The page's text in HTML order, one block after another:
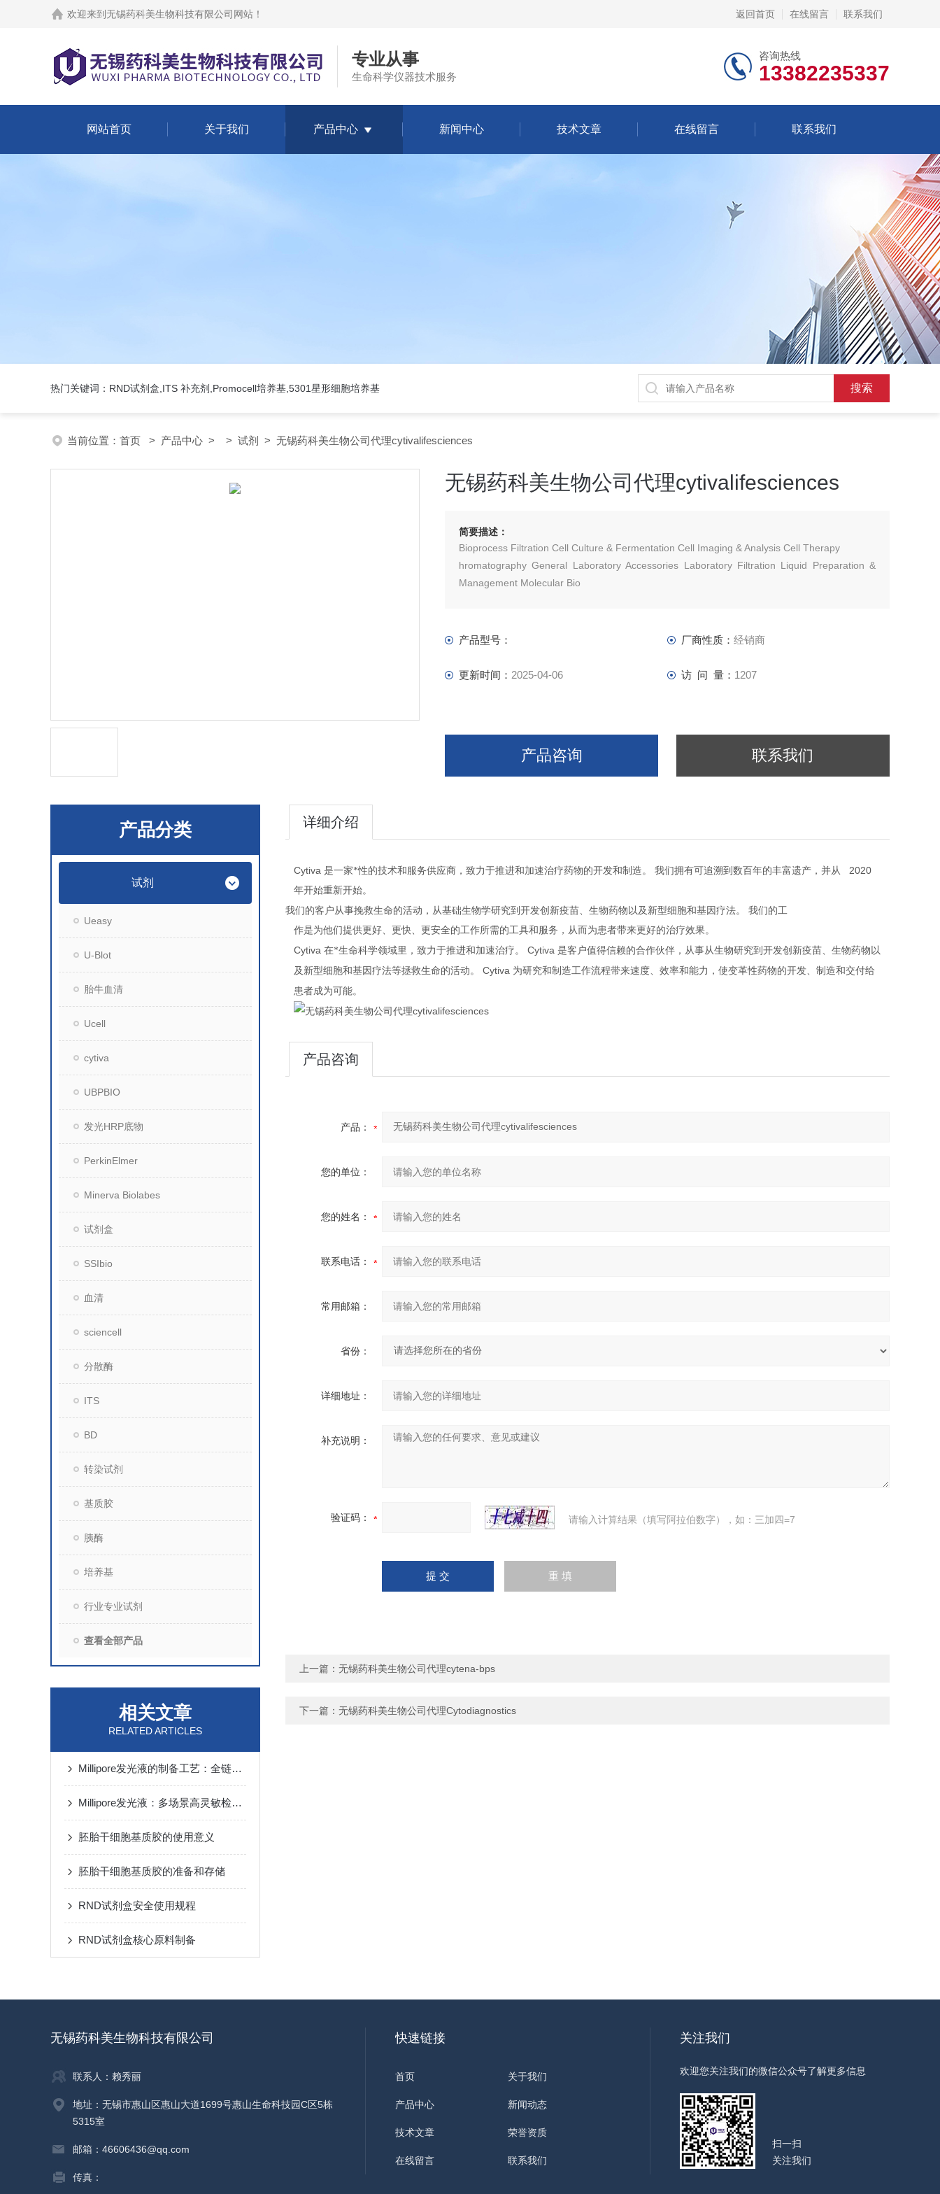
欢迎来到 无锡药科美生物科技有限公司网站 ！ 返回首页 在线留言 联系我们
专业从事
生命科学仪器技术服务
咨询热线
13382235337
网站首页 关于我们 产品中心 新闻中心 技术文章 在线留言 联系我们
热门关键词：RND试剂盒,ITS 补充剂,Promocell培养基,5301星形细胞培养基
当前位置： 首页 > 产品中心 > > 试剂 > 无锡药科美生物公司代理cytivalifesciences
无锡药科美生物公司代理cytivalifesciences
简要描述：
Bioprocess Filtration Cell Culture & Fermentation Cell Imaging & Analysis Cell Therapy
hromatography General Laboratory Accessories Laboratory Filtration Liquid Preparation &
Management Molecular Bio
产品型号： 厂商性质： 经销商
更新时间： 2025-04-06 访 问 量： 1207
产品咨询 联系我们
产品分类
试剂
Ueasy
U-Blot
胎牛血清
Ucell
cytiva
UBPBIO
发光HRP底物
PerkinElmer
Minerva Biolabes
试剂盒
SSIbio
血清
sciencell
分散酶
ITS
BD
转染试剂
基质胶
胰酶
培养基
行业专业试剂
查看全部产品
相关文章
RELATED ARTICLES
Millipore发光液的制备工艺：全链路质控保障检测性能稳定
Millipore发光液：多场景高灵敏检测的核心试剂支撑
胚胎干细胞基质胶的使用意义
胚胎干细胞基质胶的准备和存储
RND试剂盒安全使用规程
RND试剂盒核心原料制备
详细介绍
Cytiva 是一家*性的技术和服务供应商，致力于推进和加速治疗药物的开发和制造。 我们拥有可追溯到数百年的丰富遗产，并从 2020
年开始重新开始。
我们的客户从事挽救生命的活动，从基础生物学研究到开发创新疫苗、生物药物以及新型细胞和基因疗法。
我们的工
作是为他们提供更好、更快、更安全的工作所需的工具和服务，从而为患者带来更好的治疗效果。
Cytiva 在*生命科学领域里 ，致力于推进和加速治疗。 Cytiva 是客户值得信赖的合作伙伴，从事从生物研究到开发创新疫苗、生物药物以
及新型细胞和基因疗法等拯救生命的活动。
Cytiva 为研究和制造工作流程带来速度、效率和能力，使变革性药物的开发、制造和交付给
患者成为可能。
产品咨询
产品：
您的单位：
您的姓名：
联系电话：
常用邮箱：
省份：
详细地址：
补充说明：
验证码： 请输入计算结果（填写阿拉伯数字），如：三加四=7
上一篇： 无锡药科美生物公司代理cytena-bps
下一篇： 无锡药科美生物公司代理Cytodiagnostics
无锡药科美生物科技有限公司
联系人：赖秀丽
地址：无锡市惠山区惠山大道1699号惠山生命科技园C区5栋
5315室
邮箱：46606436@qq.com
传真：
快速链接
首页 关于我们
产品中心 新闻动态
技术文章 荣誉资质
在线留言 联系我们
关注我们
欢迎您关注我们的微信公众号了解更多信息
扫一扫
关注我们